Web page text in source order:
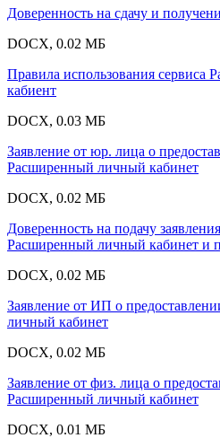
Доверенность на сдачу и
DOCX, 0.02 МБ
Правила использования сервиса
кабиент
DOCX, 0.03 МБ
Заявление от юр. лица о
Расширенный личный кабинет
DOCX, 0.02 МБ
Доверенность на подачу
Расширенный личный кабинет и
DOCX, 0.02 МБ
Заявление от ИП о
личный кабинет
DOCX, 0.02 МБ
Заявление от физ. лица о
Расширенный личный кабинет
DOCX, 0.01 МБ